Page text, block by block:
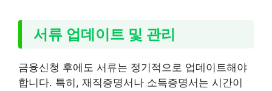
서류 업데이트 및 관리
금융신청 후에도 서류는 정기적으로 업데이트해야
합니다. 특히, 재직증명서나 소득증명서는 시간이